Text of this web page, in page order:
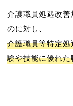
介護職員処遇改善
介護職員等特定
験や技能に優れ